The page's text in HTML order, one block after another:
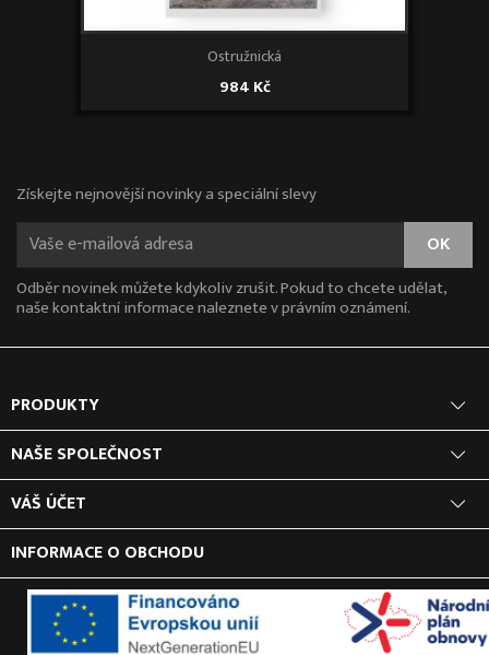
Ostružnická
984 Kč
Získejte nejnovější novinky a speciální slevy
Odběr novinek můžete kdykoliv zrušit. Pokud to chcete udělat,
naše kontaktní informace naleznete v právním oznámení.
PRODUKTY
NAŠE SPOLEČNOST
VÁŠ ÚČET
INFORMACE O OBCHODU